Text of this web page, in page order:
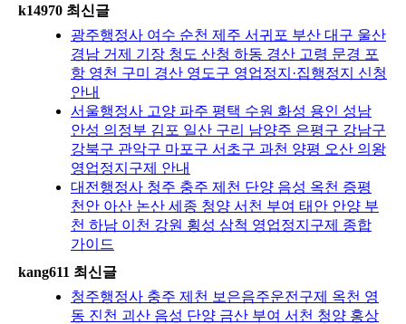
k14970 최신글
광주행정사 여수 순천 제주 서귀포 부산 대구 울산
경남 거제 기장 청도 산청 하동 경산 고령 문경 포
항 영천 구미 경산 영도구 영업정지·집행정지 신청
안내
서울행정사 고양 파주 평택 수원 화성 용인 성남
안성 의정부 김포 일산 구리 남양주 은평구 강남구
강북구 관악구 마포구 서초구 과천 양평 오산 의왕
영업정지구제 안내
대전행정사 청주 충주 제천 단양 음성 옥천 증평
천안 아산 논산 세종 청양 서천 부여 태안 안양 부
천 하남 이천 강원 횡성 삼척 영업정지구제 종합
가이드
kang611 최신글
청주행정사 충주 제천 보은음주운전구제 옥천 영
동 진천 괴산 음성 단양 금산 부여 서천 청양 홍상